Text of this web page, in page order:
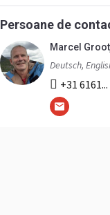
Persoane de
Marcel
Deutsch,
+31 6161...